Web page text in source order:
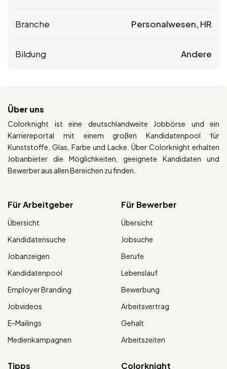
Branche Personalwesen, HR
Bildung Andere
Über uns
Colorknight ist eine deutschlandweite Jobbörse und ein
Karriereportal mit einem großen Kandidatenpool für
Kunststoffe, Glas, Farbe und Lacke. Über Colorknight erhalten
Jobanbieter die Möglichkeiten, geeignete Kandidaten und
Bewerber aus allen Bereichen zu finden.
Für Arbeitgeber
Übersicht
Kandidatensuche
Jobanzeigen
Kandidatenpool
Employer Branding
Jobvideos
E-Mailings
Medienkampagnen
Für Bewerber
Übersicht
Jobsuche
Berufe
Lebenslauf
Bewerbung
Arbeitsvertrag
Gehalt
Arbeitszeiten
Tipps Colorknight